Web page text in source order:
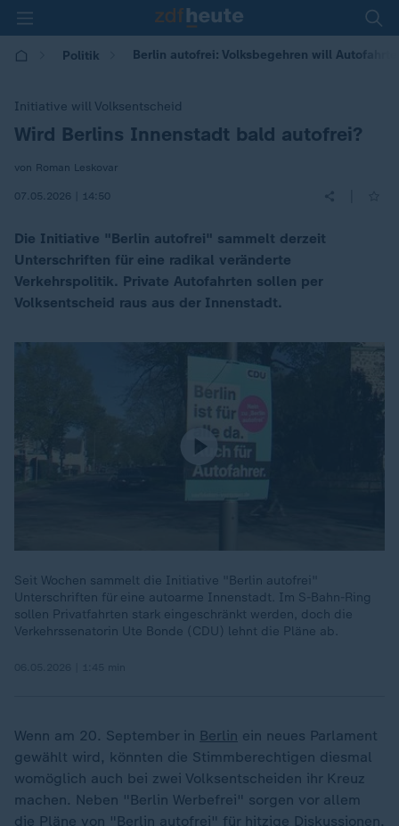
Politik Berlin autofrei: Volksbegehren will
Initiative will Volksentscheid
:
Wird Berlins Innenstadt bald autofrei?
von Roman Leskovar
07.05.2026 | 14:50
Die Initiative "Berlin autofrei" sammelt derzeit
Unterschriften für eine radikal veränderte
Verkehrspolitik. Private Autofahrten sollen per
Volksentscheid raus aus der Innenstadt.
Seit Wochen sammelt die Initiative "Berlin autofrei"
Unterschriften für eine autoarme Innenstadt. Im S-Bahn-Ring
sollen Privatfahrten stark eingeschränkt werden, doch die
Verkehrssenatorin Ute Bonde (CDU) lehnt die Pläne ab.
Wenn am 20. September in Berlin ein neues Parlament
gewählt wird, könnten die Stimmberechtigen diesmal
womöglich auch bei zwei Volksentscheiden ihr Kreuz
machen. Neben "Berlin Werbefrei" sorgen vor allem
die Pläne von "Berlin autofrei" für hitzige Diskussionen.